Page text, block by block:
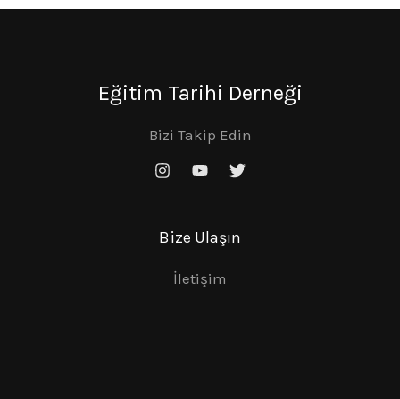
Eğitim Tarihi Derneği
Bizi Takip Edin
Bize Ulaşın
İletişim